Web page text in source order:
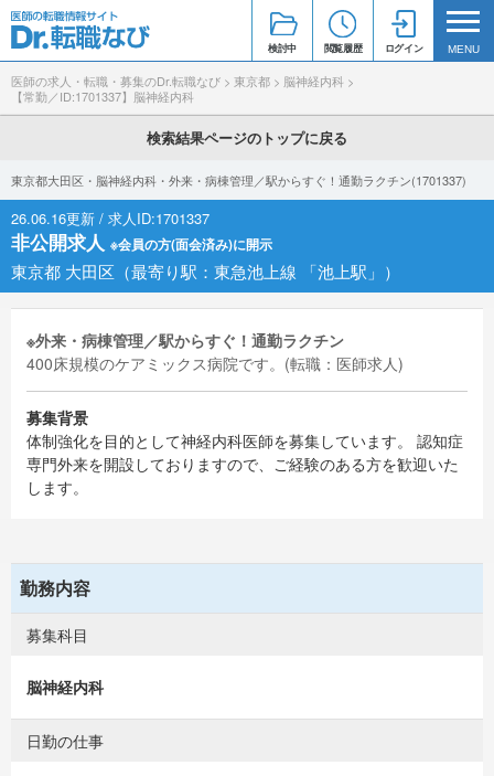
検討中 閲覧履歴 ログイン MENU
医師の求人・転職・募集のDr.転職なび > 東京都 > 脳神経内科 >
【常勤／ID:1701337】脳神経内科
検索結果ページのトップに戻る
東京都大田区・脳神経内科・外来・病棟管理／駅からすぐ！通勤ラクチン(1701337)
26.06.16更新 / 求人ID:1701337
非公開求人 ※会員の方(面会済み)に開示
東京都 大田区（最寄り駅：東急池上線 「池上駅」）
※外来・病棟管理／駅からすぐ！通勤ラクチン
400床規模のケアミックス病院です。(転職：医師求人)
募集背景
体制強化を目的として神経内科医師を募集しています。 認知症
専門外来を開設しておりますので、ご経験のある方を歓迎いた
します。
勤務内容
募集科目
脳神経内科
日勤の仕事